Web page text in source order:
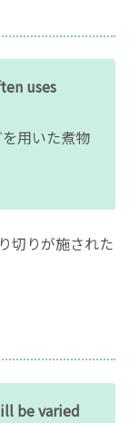
uses
用いた煮物
切りが施された
be varied